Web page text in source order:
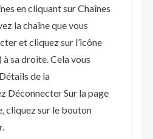
en cliquant sur Chaînes
la chaîne que vous
et cliquez sur l’icône
sa droite. Cela vous
de la
Déconnecter Sur la page
cliquez sur le bouton